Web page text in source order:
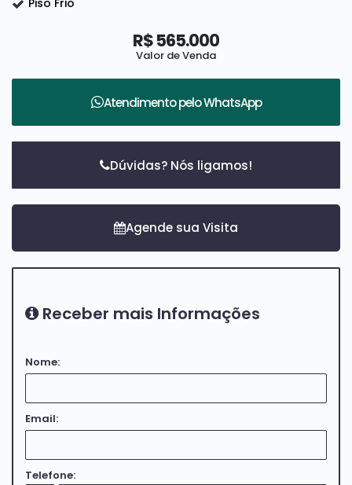
Piso Frio
R$565.000
Valor de Venda
Atendimento peloWhatsApp
Dúvidas? Nós ligamos!
Receber mais Informações
Nome:
Email:
Telefone: